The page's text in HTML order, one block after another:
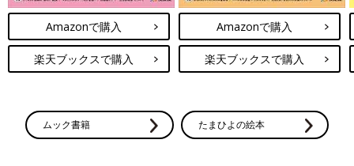
Amazonで購入
楽天ブックスで購入
Amazonで購入
楽天ブックスで購入
ムック書籍 たまひよの絵本